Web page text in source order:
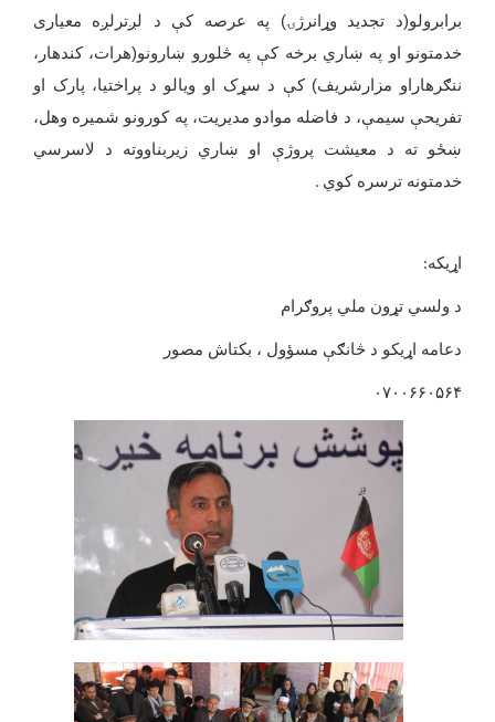
برابرولو(د تجدید وړانرژۍ) په عرصه کې د لږترلږه معیاری
خدمتونو او په ښاري برخه کې په څلورو ښارونو(هرات، کندهار،
ننګرهاراو مزارشریف) کې د سړک او ویالو د پراختیا، پارک او
تفریحې سیمې، د فاضله موادو مدیریت، په کورونو شمیره وهل،
ښځو ته د معیشت پروژې او ښاري زیربناووته د لاسرسي
خدمتونه ترسره کوي.
اړیکه:
د ولسي تړون ملي پروګرام
دعامه اړیکو د څانګې مسؤول ، بکتاش مصور
۰۷۰۰۶۶۰۵۶۴